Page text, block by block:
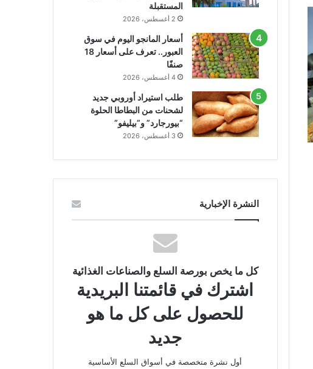
المستقبلة
2 أغسطس، 2026
أسعار المانجو اليوم في سوق
العبور.. تعرف على أسعار 18
صنفًا
4 أغسطس، 2026
طلب استيراد أوروبي جديد
لشحنات من البطاطا الحلوة
“بيورجارد” و”بيليفو”
3 أغسطس، 2026
النشرة الإخبارية
كل ما يخص بورصة السلع والصناعات الغذائية
اشترك في قائمتنا البريدية
للحصول على كل ما هو
جديد
أول نشرة متخصصة في أسواق السلع الأساسية